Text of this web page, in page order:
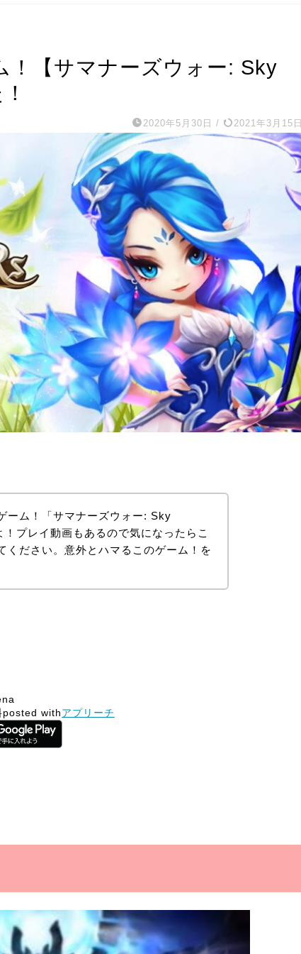
！【サマナーズウォー: Sky
2020年5月30日 / 2021年3月15日
ーム！「サマナーズウォー: Sky
プレイ動画もあるので気になったらこ
ください。意外とハマるこのゲーム！を
posted withアプリーチ